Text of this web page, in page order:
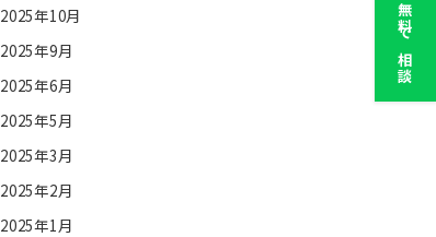
2025年10月
2025年9月
2025年6月
2025年5月
2025年3月
2025年2月
2025年1月
無料で相談